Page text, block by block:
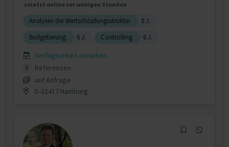
zuletzt online vor wenigen Stunden
Analysen der Wertschöpfungsstruktur
8 J.
Budgetierung
6 J. Controlling 6 J.
Verfügbarkeit einsehen
0
Referenzen
auf Anfrage
D-22417 Hamburg